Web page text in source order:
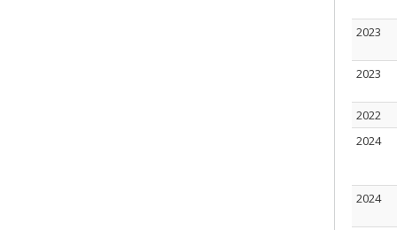
2023
2023
2022
2024
2024